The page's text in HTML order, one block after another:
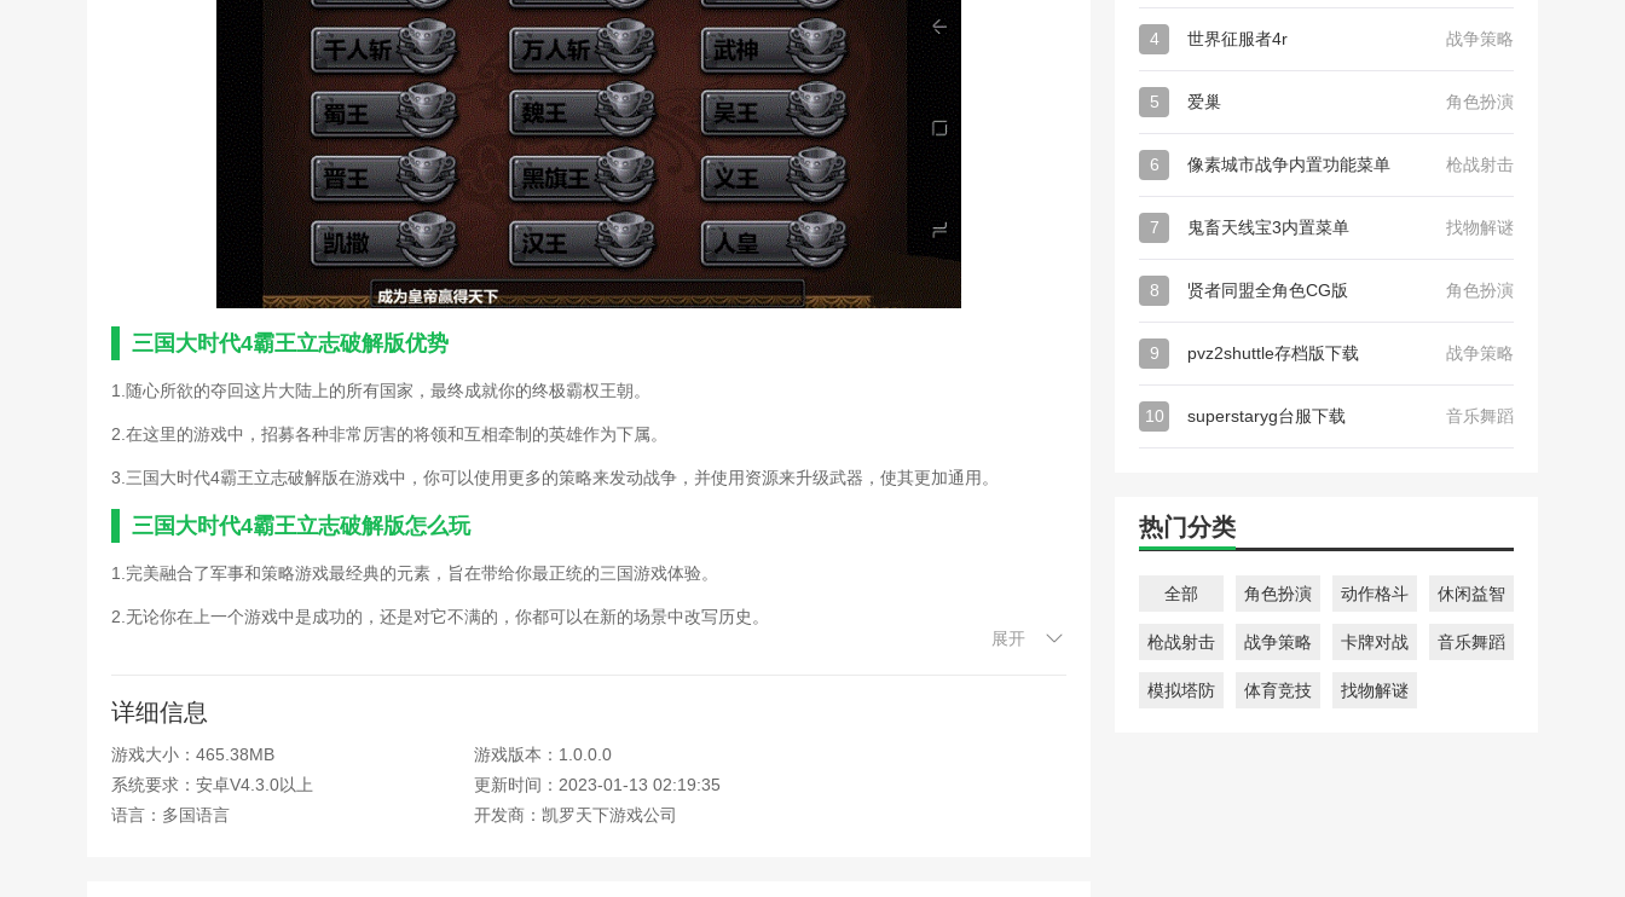
用)
三国辣么萌游戏攻略综合篇(萌三国小游戏)
三国乱世王者游戏攻略综合篇(三国之乱世王者)
三国谋荀彧游戏攻略(三国谋士荀彧如何)
三国群侠传单机游戏秘籍(三国群侠传秘籍攻略)
三国群英传9什么时候出(手游三国群英传9)
三国群英传手游副将攻略(三国群英传手游副将攻略图)
三国群英传腾讯手游攻略百炼(qq游戏三国群英传攻略)
三国群英录手游武将搭配攻略(三国群英录手游武将搭配攻略图)
三国热血战神游戏攻略秘籍(热血三国名将神兵怎么玩)
三国神将传游戏新手教程(三国神将传游戏新手教程在哪)
三国无双单机攻略怎么炼药(三国无双三全攻略)
三国枭雄传手游攻略2018(三国枭雄传手游攻略2018)
三国英杰手游传攻略(手游三国戏英杰传攻略)
三国战传奇手游攻略秘籍(三国战争传奇挑战攻略)
三国战纪手游攻略辅助(三国战纪手游助战)
三国战争手游最新攻略(三国战争攻略大全)
三国忠烈传fc游戏攻略秘籍(fc三国志孔明传攻略)
手机单机三国塔防攻略大全(三国塔防游戏攻略)
手机三国群英传单机版攻略(手游三国群英传单机版)
手游梦三国装备攻略(梦三国关卡装备攻略)
手游正统三国兵书攻略(三国战略版兵书)
肆狼游戏乱世三国攻略(乱世三国攻略手游)
塔防手游三国单机塔防攻略(单机三国塔防游戏手机)
三国大时代4霸王立志破解版优势
1.随心所欲的夺回这片大陆上的所有国家，最终成就你的终极霸权王朝。
2.在这里的游戏中，招募各种非常厉害的将领和互相牵制的英雄作为下属。
3.三国大时代4霸王立志破解版在游戏中，你可以使用更多的策略来发动战争，并使用资源来升级武器，使其更加通用。
三国大时代4霸王立志破解版怎么玩
1.完美融合了军事和策略游戏最经典的元素，旨在带给你最正统的三国游戏体验。
2.无论你在上一个游戏中是成功的，还是对它不满的，你都可以在新的场景中改写历史。
三国大时代4霸王立志破解版功能
1.在这个游戏中，玩家可以编织力量去夺取更多的资源，这不仅是自己的国力，也是平民的实力。
2，三国大时代4霸王立志破解版是快速消灭敌人的编队，到你的城市掠夺资源为己所用。
展开
详细信息
游戏大小：465.38MB
游戏版本：1.0.0.0
系统要求：安卓V4.3.0以上
更新时间：2023-01-13 02:19:35
语言：多国语言
开发商：凯罗天下游戏公司
4 世界征服者4r 战争策略
5 爱巢 角色扮演
6 像素城市战争内置功能菜单 枪战射击
7 鬼畜天线宝3内置菜单 找物解谜
8 贤者同盟全角色CG版 角色扮演
9 pvz2shuttle存档版下载 战争策略
10 superstaryg台服下载 音乐舞蹈
热门分类
全部 角色扮演 动作格斗 休闲益智
枪战射击 战争策略 卡牌对战 音乐舞蹈
模拟塔防 体育竞技 找物解谜